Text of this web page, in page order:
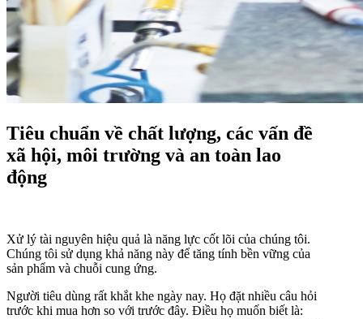
Tiêu chuẩn về chất lượng, các vấn đề
xã hội, môi trường và an toàn lao
động
Xử lý tài nguyên hiệu quả là năng lực cốt lõi của chúng tôi.
Chúng tôi sử dụng khả năng này để tăng tính bền vững của
sản phẩm và chuỗi cung ứng.
Người tiêu dùng rất khắt khe ngày nay. Họ đặt nhiều câu hỏi
trước khi mua hơn so với trước đây. Điều họ muốn biết là: